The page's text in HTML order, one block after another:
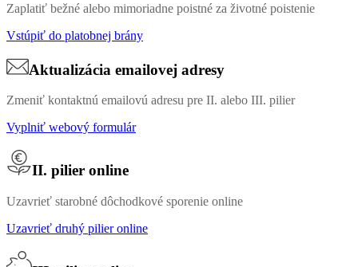
Zaplatiť bežné alebo mimoriadne poistné za životné poistenie
Vstúpiť do platobnej brány
Aktualizácia emailovej adresy
Zmeniť kontaktnú emailovú adresu pre II. alebo III. pilier
Vyplniť webový formulár
II. pilier online
Uzavrieť starobné dôchodkové sporenie online
Uzavrieť druhý pilier online